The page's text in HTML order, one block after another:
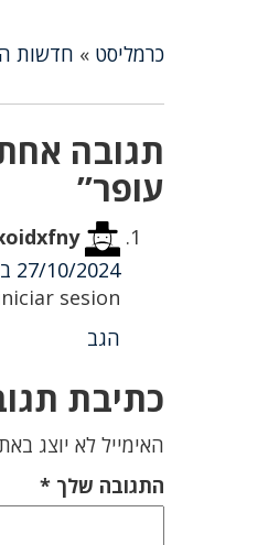
כרמליסט » חדשות
תגובה
עופר”
27/10/2024 בשעה 16:50
sesion?
הגב
כתיבת
האימייל לא יוצג
התגובה שלך*